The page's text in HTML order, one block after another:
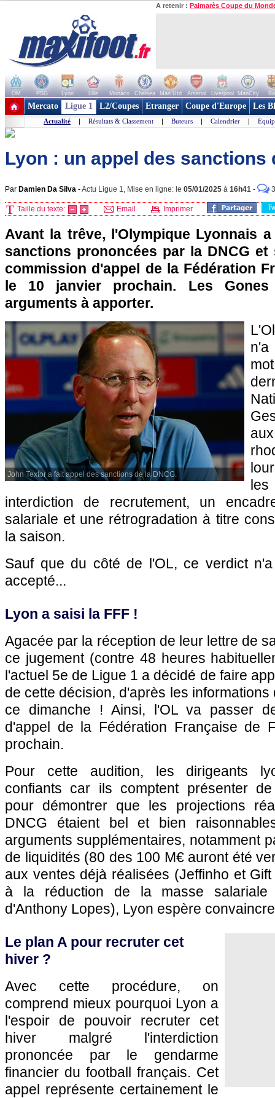
A retenir : Palmarès Coupe du
OM PSG Lyon Lille Monaco Chelsea Man Utd Arsenal Liverpool ManCity
+ de clubs
Mercato Ligue 1 L2/Coupes Etranger Coupe d'Europe Les
Actualité | Résultats & Classement | Buteurs | Calendrier |
Lyon : un appel des sanctions
Par Damien Da Silva -Actu Ligue 1, Mise en ligne: le 05/01/2025 à 16h41 -
Taille du texte: Email Imprimer
Avant la trêve, l'Olympique Lyonnais
sanctions prononcées par la DNCG
commission d'appel de la Fédération
le 10 janvier prochain. Les
arguments à apporter.
John Textor a fait appel des sanctions de la DNCG.
interdiction de recrutement, un
salariale et une rétrogradation à titre
la saison.
Sauf que du côté de l'OL, ce verdict
accepté...
Lyon a saisi la FFF !
Agacée par la réception de leur lettre de
ce jugement (contre 48 heures
l'actuel 5e de Ligue 1 a décidé de faire
de cette décision, d'après les
ce dimanche ! Ainsi, l'OL va passer
d'appel de la Fédération Française de
prochain.
Pour cette audition, les dirigeants
confiants car ils comptent présenter
pour démontrer que les projections
DNCG étaient bel et bien
arguments supplémentaires, notamment
de liquidités (80 des 100 M€ auront été
aux ventes déjà réalisées (Jeffinho et
à la réduction de la masse salariale
d'Anthony Lopes), Lyon espère
Le plan A pour recruter cet
hiver ?
Avec cette procédure, on
comprend mieux pourquoi Lyon a
l'espoir de pouvoir recruter cet
hiver malgré l'interdiction
prononcée par le gendarme
financier du football français. Cet
appel représente certainement le